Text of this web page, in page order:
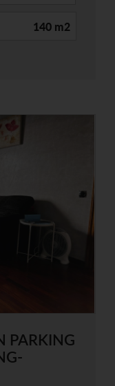
140 m2
PARKING